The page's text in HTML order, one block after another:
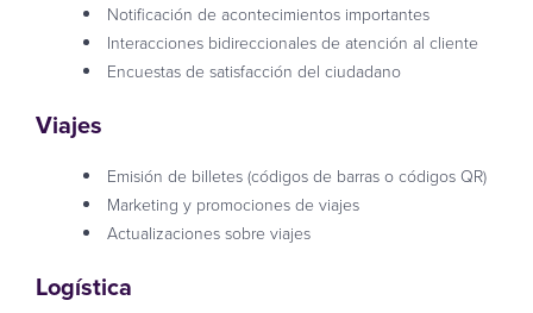
Notificación de acontecimientos importantes
Interacciones bidireccionales de atención al cliente
Encuestas de satisfacción del ciudadano
Viajes
Emisión de billetes (códigos de barras o códigos QR)
Marketing y promociones de viajes
Actualizaciones sobre viajes
Logística